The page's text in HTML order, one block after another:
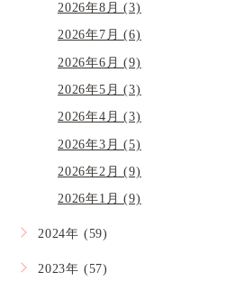
2026年8月 (3)
2026年7月 (6)
2026年6月 (9)
2026年5月 (3)
2026年4月 (3)
2026年3月 (5)
2026年2月 (9)
2026年1月 (9)
2024年 (59)
2023年 (57)